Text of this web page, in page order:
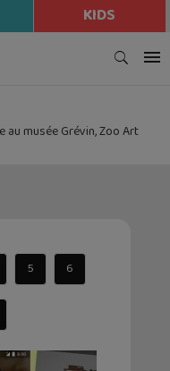
KIDS
au musée Grévin, Zoo Art
5 6